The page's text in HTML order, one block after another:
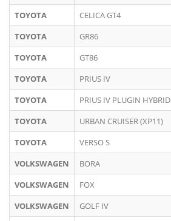
TOYOTA
CELICA GT4
TOYOTA
GR86
TOYOTA
GT86
TOYOTA
PRIUS IV
TOYOTA
PRIUS IV PLUGIN HYBRID
TOYOTA
URBAN CRUISER (XP11)
TOYOTA
VERSO S
VOLKSWAGEN
BORA
VOLKSWAGEN
FOX
VOLKSWAGEN
GOLF IV